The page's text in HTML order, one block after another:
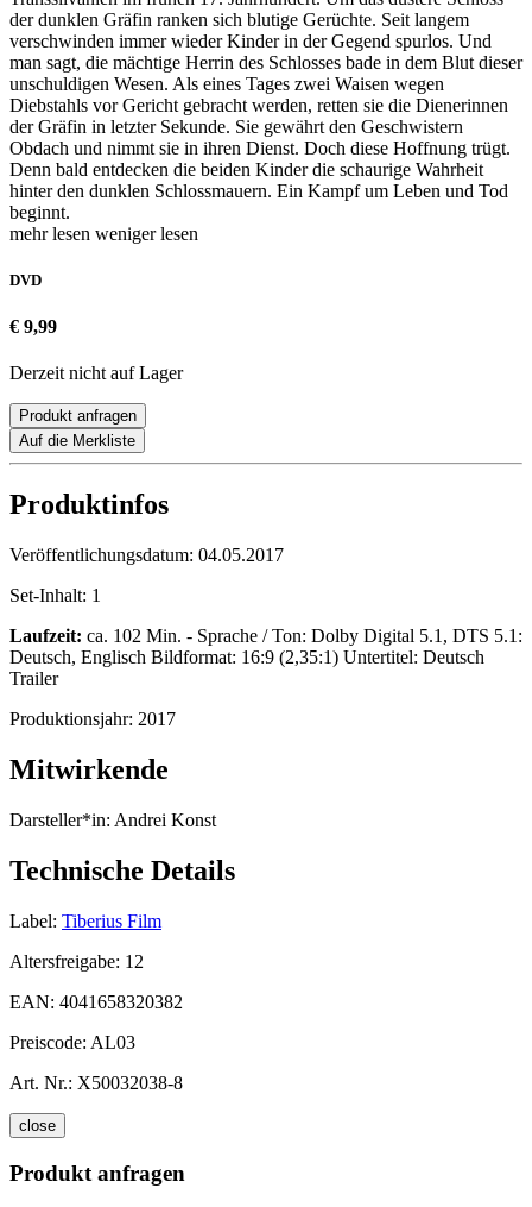
der dunklen Gräfin ranken sich blutige Gerüchte. Seit langem
verschwinden immer wieder Kinder in der Gegend spurlos. Und
man sagt, die mächtige Herrin des Schlosses bade in dem Blut dieser
unschuldigen Wesen. Als eines Tages zwei Waisen wegen
Diebstahls vor Gericht gebracht werden, retten sie die Dienerinnen
der Gräfin in letzter Sekunde. Sie gewährt den Geschwistern
Obdach und nimmt sie in ihren Dienst. Doch diese Hoffnung trügt.
Denn bald entdecken die beiden Kinder die schaurige Wahrheit
hinter den dunklen Schlossmauern. Ein Kampf um Leben und Tod
beginnt.
mehr lesen weniger lesen
DVD
€ 9,99
Derzeit nicht auf Lager
Produkt anfragen
Auf die Merkliste
Produktinfos
Veröffentlichungsdatum: 04.05.2017
Set-Inhalt: 1
Laufzeit: ca. 102 Min. - Sprache / Ton: Dolby Digital 5.1, DTS 5.1:
Deutsch, Englisch Bildformat: 16:9 (2,35:1) Untertitel: Deutsch
Trailer
Produktionsjahr: 2017
Mitwirkende
Darsteller*in: Andrei Konst
Technische Details
Label: Tiberius Film
Altersfreigabe: 12
EAN: 4041658320382
Preiscode: AL03
Art. Nr.: X50032038-8
close
Produkt anfragen